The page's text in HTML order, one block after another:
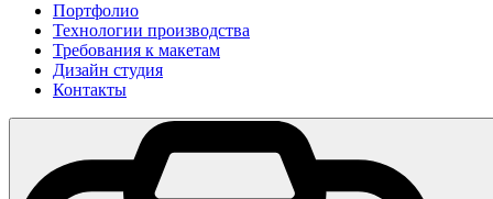
Портфолио
Технологии производства
Требования к макетам
Дизайн студия
Контакты